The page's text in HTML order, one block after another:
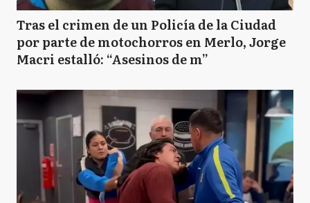
Tras el crimen de un Policía de la Ciudad
por parte de motochorros en Merlo, Jorge
Macri estalló: “Asesinos de m”